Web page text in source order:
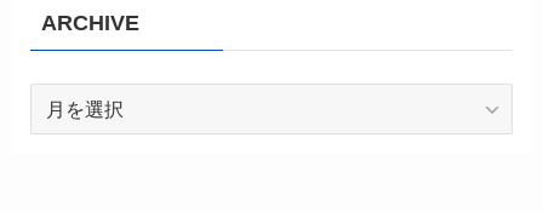
ARCHIVE
ARCHIVE